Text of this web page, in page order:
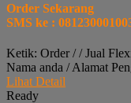
Order Sekarang
SMS ke :
Ketik: Order / / Jual
Nama anda / Alamat
Lihat Detail
Ready